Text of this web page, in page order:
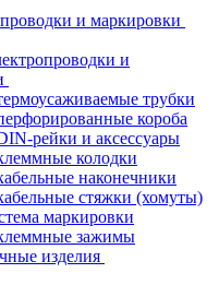
и маркировки
и
трубки
короба
рейки и аксессуары
колодки
наконечники
стяжки (хомуты)
маркировки
зажимы
изделия